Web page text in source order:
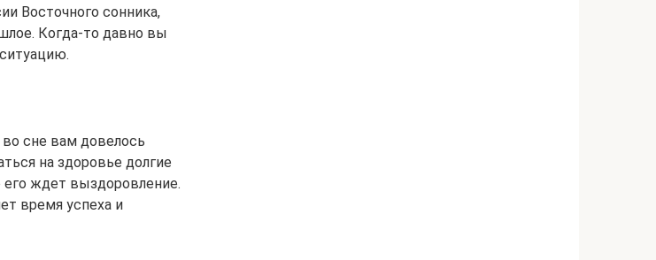
Восточного сонника,
Когда-то давно вы
сне вам довелось
на здоровье долгие
ждет выздоровление.
время успеха и